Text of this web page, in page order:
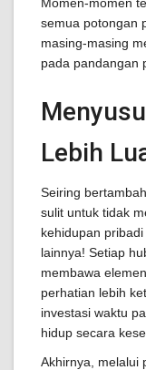
semua potongan
masing-masing
pada pandangan
Lebih
Seiring
sulit untuk tidak
kehidupan
lainnya! Setiap
membawa
perhatian lebih
investasi waktu
hidup secara
Akhirnya, melalui